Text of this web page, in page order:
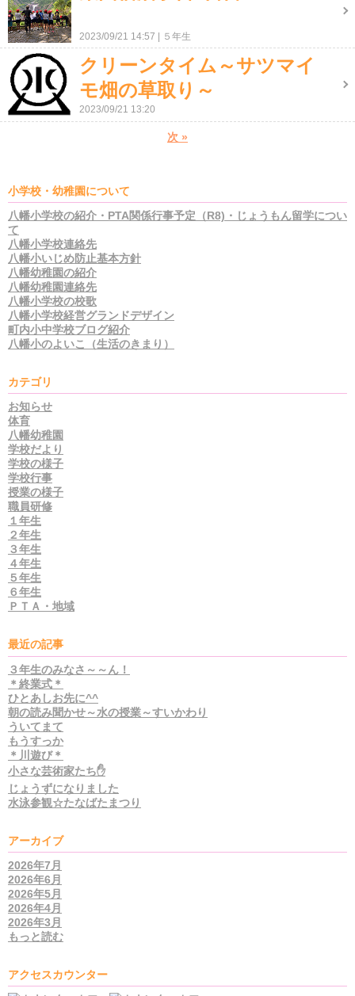
2023/09/21 14:57 ５年生
クリーンタイム～サツマイ
モ畑の草取り～
2023/09/21 13:20
次 »
小学校・幼稚園について
八幡小学校の紹介・PTA関係行事予定（R8)・じょうもん留学につい
て
八幡小学校連絡先
八幡小いじめ防止基本方針
八幡幼稚園の紹介
八幡幼稚園連絡先
八幡小学校の校歌
八幡小学校経営グランドデザイン
町内小中学校ブログ紹介
八幡小のよいこ（生活のきまり）
カテゴリ
お知らせ
体育
八幡幼稚園
学校だより
学校の様子
学校行事
授業の様子
職員研修
１年生
２年生
３年生
４年生
５年生
６年生
ＰＴＡ・地域
最近の記事
３年生のみなさ～～ん！
＊終業式＊
ひとあしお先に^^
朝の読み聞かせ～水の授業～すいかわり
ういてまて
もうすっか
＊川遊び＊
小さな芸術家たち✋
じょうずになりました
水泳参観☆たなばたまつり
アーカイブ
2026年7月
2026年6月
2026年5月
2026年4月
2026年3月
もっと読む
アクセスカウンター